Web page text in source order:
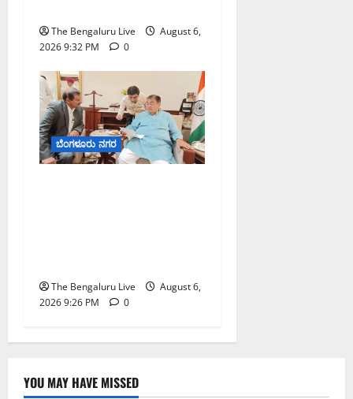
The Bengaluru Live
August 6,
2026 9:32 PM
0
ಬೆಂಗಳೂರು ನಗರ
The Bengaluru Live
August 6,
2026 9:26 PM
0
YOU MAY HAVE MISSED